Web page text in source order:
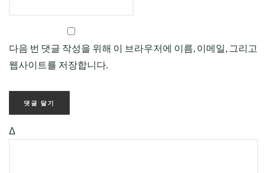
다음 번 댓글 작성을 위해 이 브라우저에 이름, 이메일, 그리고
웹사이트를 저장합니다.
Δ